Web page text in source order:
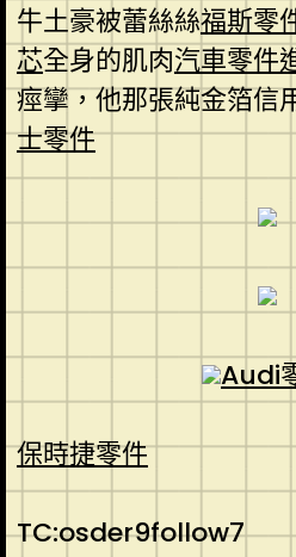
牛土豪被蕾絲絲福斯零
芯全身的肌肉汽車零件
痙攣，他那張純金箔信
士零件
Audi
保時捷零件
TC:osder9follow7